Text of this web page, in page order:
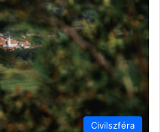
Civilszféra